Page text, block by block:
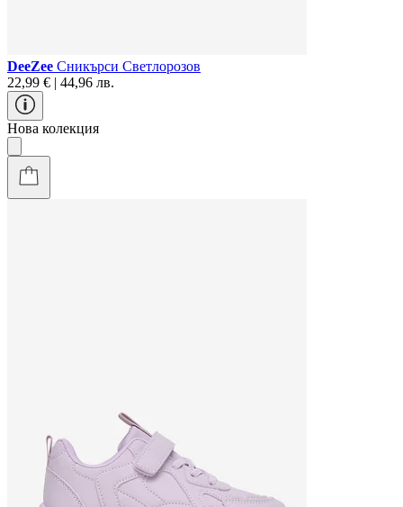
DeeZee Сникърси Светлорозов
22,99 € | 44,96 лв.
Нова колекция